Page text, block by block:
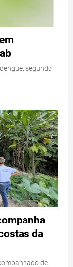
segundo
da
de